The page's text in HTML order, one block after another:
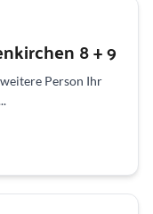
8 + 9
Person Ihr